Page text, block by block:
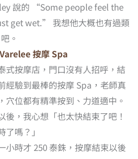
說的 “Some people feel the
get wet.” 我想他大概也有過類
。
Varelee 按摩 Spa
式按摩店，門口沒有人招呼，結
經驗到最棒的按摩 Spa，老師真
穴位都有精準按到、力道適中。
後，我心想「也太快結束了吧！
嗎？」
小時才 250 泰銖，按摩結束以後